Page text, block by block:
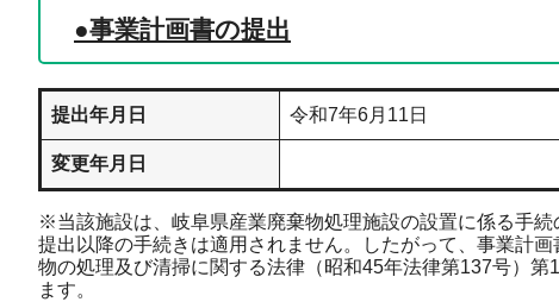
●事業計画書の提出
提出年月日 令和7年6月11日
変更年月日
※当該施設は、岐阜県産業廃棄物処理施設の設置に係る手
提出以降の手続きは適用されません。したがって、事業計
物の処理及び清掃に関する法律（昭和45年法律第137号）
ます。